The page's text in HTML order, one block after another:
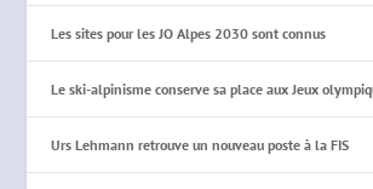
Les sites pour les JO Alpes 2030 sont connus
Le ski-alpinisme conserve sa place aux Jeux
Urs Lehmann retrouve un nouveau poste à la FIS